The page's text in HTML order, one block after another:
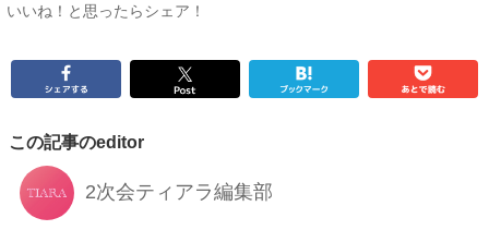
いいね！と思ったらシェア！
この記事のeditor
2次会ティアラ編集部